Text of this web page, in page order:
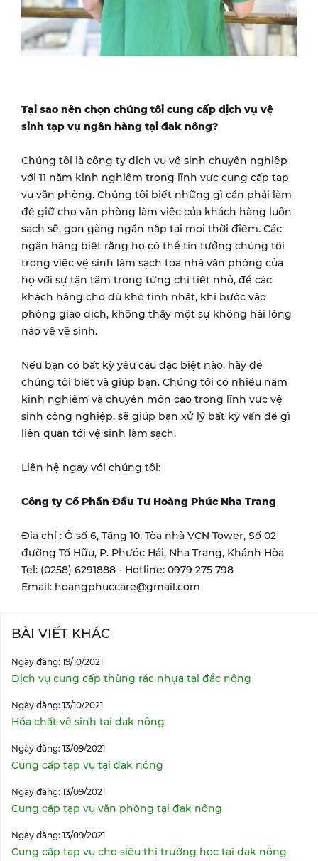
Tại sao nên chọn chúng tôi cung cấp dịch vụ vệ
sinh tạp vụ ngân hàng tại đak nông?
Chúng tôi là công ty dịch vụ vệ sinh chuyên nghiệp
với 11 năm kinh nghiệm trong lĩnh vực cung cấp tạp
vụ văn phòng. Chúng tôi biết những gì cần phải làm
để giữ cho văn phòng làm việc của khách hàng luôn
sạch sẽ, gọn gàng ngăn nắp tại mọi thời điểm. Các
ngân hàng biết rằng họ có thể tin tưởng chúng tôi
trong việc vệ sinh làm sạch tòa nhà văn phòng của
họ với sự tận tâm trong từng chi tiết nhỏ, để các
khách hàng cho dù khó tính nhất, khi bước vào
phòng giao dịch, không thấy một sự không hài lòng
nào về vệ sinh.
Nếu bạn có bất kỳ yêu cầu đặc biệt nào, hãy để
chúng tôi biết và giúp bạn. Chúng tôi có nhiều năm
kinh nghiệm và chuyên môn cao trong lĩnh vực vệ
sinh công nghiệp, sẽ giúp bạn xử lý bất kỳ vấn đề gì
liên quan tới vệ sinh làm sạch.
Liên hệ ngay với chúng tôi:
Công ty Cổ Phần Đầu Tư Hoàng Phúc Nha Trang
Địa chỉ : Ô số 6, Tầng 10, Tòa nhà VCN Tower, Số 02
đường Tố Hữu, P. Phước Hải, Nha Trang, Khánh Hòa
Tel: (0258) 6291888 - Hotline: 0979 275 798
Email: hoangphuccare@gmail.com
BÀI VIẾT KHÁC
Ngày đăng: 19/10/2021
Dịch vụ cung cấp thùng rác nhựa tại đắc nông
Ngày đăng: 13/10/2021
Hóa chất vệ sinh tại dak nông
Ngày đăng: 13/09/2021
Cung cấp tạp vụ tại đak nông
Ngày đăng: 13/09/2021
Cung cấp tạp vụ văn phòng tại đak nông
Ngày đăng: 13/09/2021
Cung cấp tạp vụ cho siêu thị trường học tại dak nông